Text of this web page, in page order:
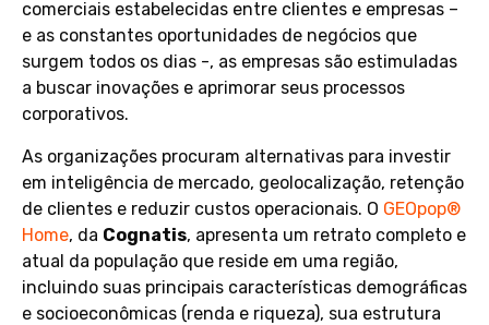
comerciais estabelecidas entre clientes e empresas –
e as constantes oportunidades de negócios que
surgem todos os dias -, as empresas são estimuladas
a buscar inovações e aprimorar seus processos
corporativos.
As organizações procuram alternativas para investir
em inteligência de mercado, geolocalização, retenção
de clientes e reduzir custos operacionais. O GEOpop®
Home, da Cognatis, apresenta um retrato completo e
atual da população que reside em uma região,
incluindo suas principais características demográficas
e socioeconômicas (renda e riqueza), sua estrutura